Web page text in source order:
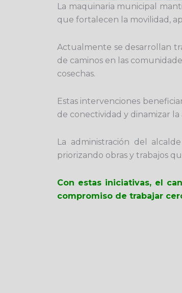
La maquinaria municipal
que fortalecen la movilidad,
Actualmente se desarrollan
de caminos en las
cosechas.
Estas intervenciones
de conectividad y dinamizar
La administración del alcalde
priorizando obras y trabajos
Con estas iniciativas, el
compromiso de trabajar